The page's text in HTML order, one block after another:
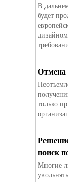
В
будет
Отмена
только
поиск
Многие